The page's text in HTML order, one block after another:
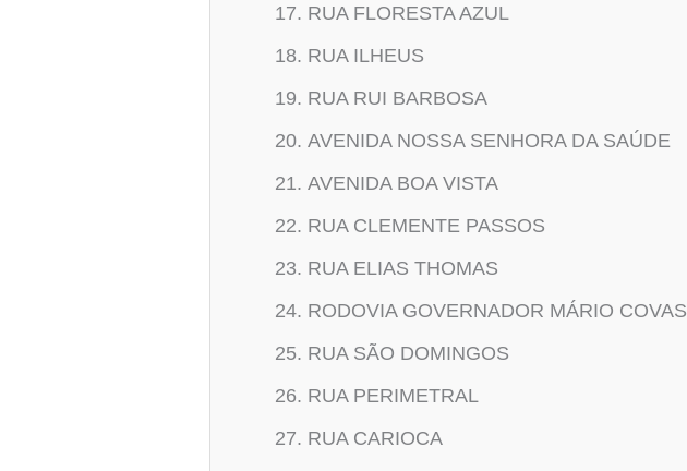
RUA FLORESTA AZUL
RUA ILHEUS
RUA RUI BARBOSA
AVENIDA NOSSA SENHORA DA SAÚDE
AVENIDA BOA VISTA
RUA CLEMENTE PASSOS
RUA ELIAS THOMAS
RODOVIA GOVERNADOR MÁRIO COVAS
RUA SÃO DOMINGOS
RUA PERIMETRAL
RUA CARIOCA